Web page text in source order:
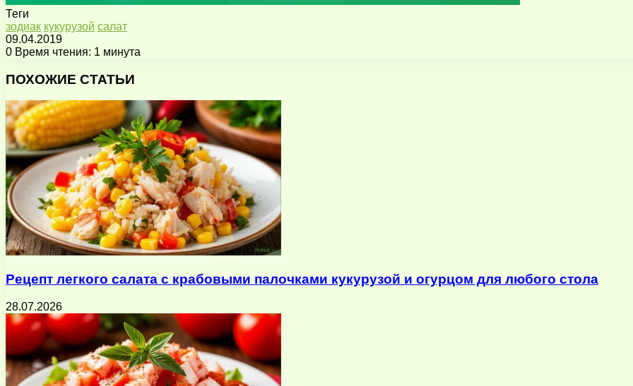
Теги
зодиак кукурузой салат
09.04.2019
0 Время чтения: 1 минута
через
почту
ПОХОЖИЕ СТАТЬИ
Рецепт легкого салата с крабовыми палочками кукурузой и огурцом для любого стола
28.07.2026